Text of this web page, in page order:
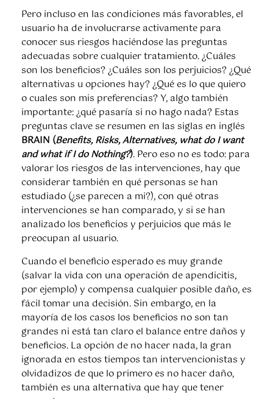
Pero incluso en las condiciones más favorables, el
usuario ha de involucrarse activamente para
conocer sus riesgos haciéndose las preguntas
adecuadas sobre cualquier tratamiento. ¿Cuáles
son los beneficios? ¿Cuáles son los perjuicios? ¿Qué
alternativas u opciones hay? ¿Qué es lo que quiero
o cuales son mis preferencias? Y, algo también
importante: ¿qué pasaría si no hago nada? Estas
preguntas clave se resumen en las siglas en inglés
BRAIN (Benefits,Risks,Alternatives, what doIwant
and what if I doNothing?). Pero eso no es todo: para
valorar los riesgos de las intervenciones, hay que
considerar también en qué personas se han
estudiado (¿se parecen a mi?), con qué otras
intervenciones se han comparado, y si se han
analizado los beneficios y perjuicios que más le
preocupan al usuario.
Cuando el beneficio esperado es muy grande
(salvar la vida con una operación de apendicitis,
por ejemplo) y compensa cualquier posible daño, es
fácil tomar una decisión. Sin embargo, en la
mayoría de los casos los beneficios no son tan
grandes ni está tan claro el balance entre daños y
beneficios. La opción de no hacer nada, la gran
ignorada en estos tiempos tan intervencionistas y
olvidadizos de que lo primero es no hacer daño,
también es una alternativa que hay que tener